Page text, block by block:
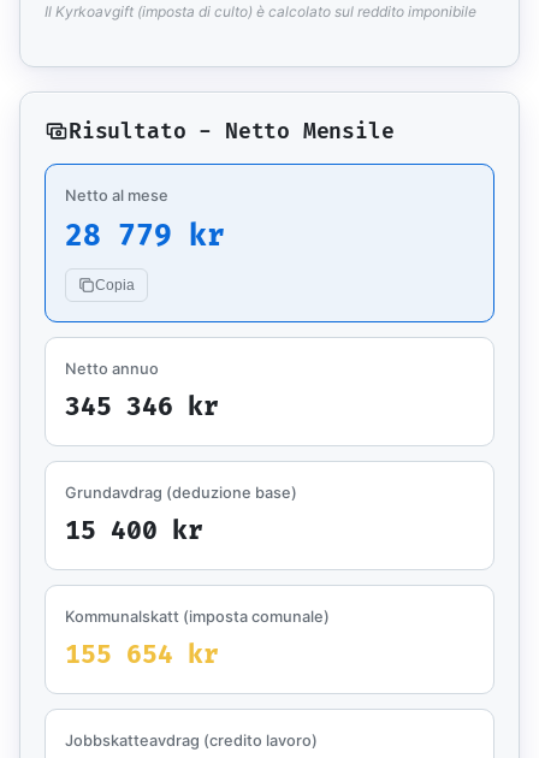
Il Kyrkoavgift (imposta di culto) è calcolato sul reddito imponibile
Risultato - Netto Mensile
Netto al mese
28 779 kr
Copia
Netto annuo
345 346 kr
Grundavdrag (deduzione base)
15 400 kr
Kommunalskatt (imposta comunale)
155 654 kr
Jobbskatteavdrag (credito lavoro)